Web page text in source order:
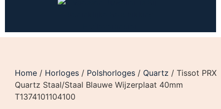
Home / Horloges / Polshorloges / Quartz / Tissot PRX
Quartz Staal/Staal Blauwe Wijzerplaat 40mm
T1374101104100